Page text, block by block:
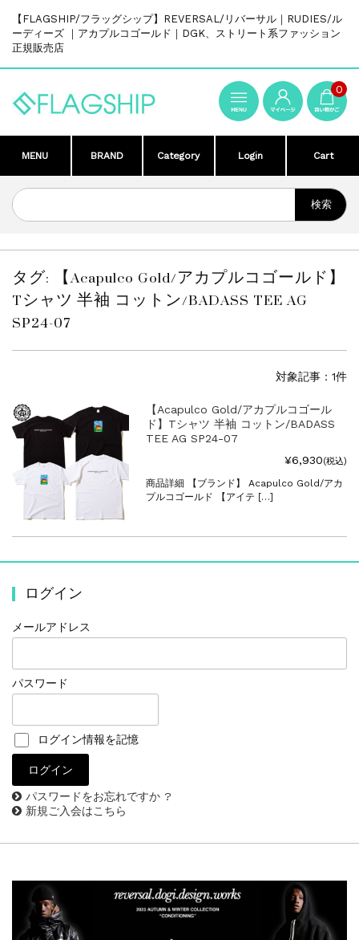
【FLAGSHIP/フラッグシップ】REVERSAL/リバーサル｜RUDIES/ル
ーディーズ ｜アカプルコゴールド｜DGK、ストリート系ファッション
正規販売店
0
MENU BRAND Category Login Cart
タグ: 【Acapulco Gold/アカプルコゴールド】
Tシャツ 半袖 コットン/BADASS TEE AG
SP24-07
対象記事：1件
【Acapulco Gold/アカプルコゴール
ド】Tシャツ 半袖 コットン/BADASS
TEE AG SP24-07
¥6,930(税込)
商品詳細 【ブランド】 Acapulco Gold/アカ
プルコゴールド 【アイテ […]
ログイン
メールアドレス
パスワード
ログイン情報を記憶
パスワードをお忘れですか ?
新規ご入会はこちら